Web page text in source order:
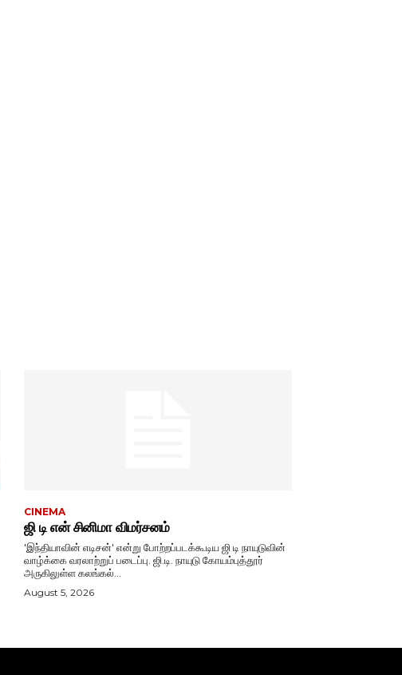
CINEMA
ஜி டி என் சினிமா விமர்சனம்
'இந்தியாவின் எடிசன்' என்று போற்றப்படக்கூடிய ஜி டி நாயுடுவின்
வாழ்க்கை வரலாற்றுப் படைப்பு. ஜி.டி. நாயுடு கோயம்புத்தூர்
அருகிலுள்ள கலங்கல்...
August 5, 2026